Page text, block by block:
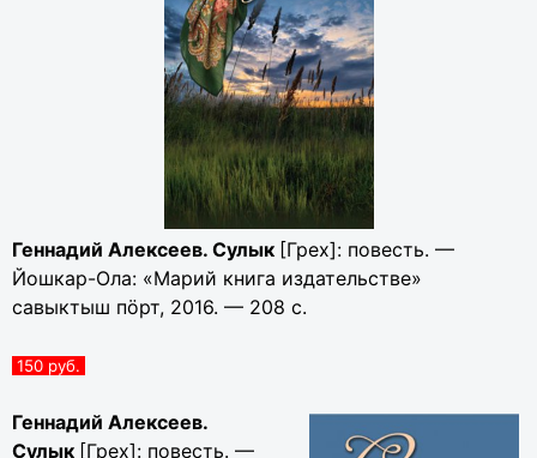
Геннадий Алексеев. Сулык [Грех]: повесть. —
Йошкар-Ола: «Марий книга издательстве»
савыктыш пöрт, 2016. — 208 с.
150 руб.
Геннадий Алексеев.
Сулык [Грех]: повесть. —